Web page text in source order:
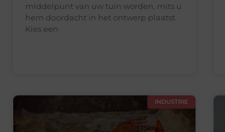
middelpunt van uw tuin worden, mits u
hem doordacht in het ontwerp plaatst.
Kies een
INDUSTRIE